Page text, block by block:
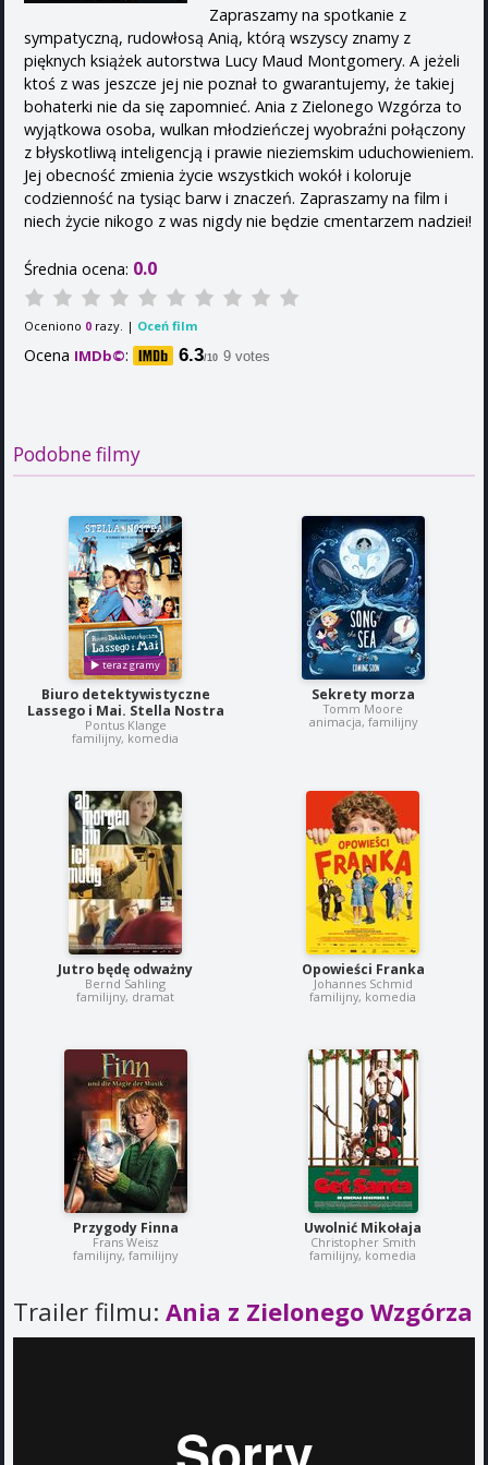
Zapraszamy na spotkanie z
sympatyczną, rudowłosą Anią, którą wszyscy znamy z
pięknych książek autorstwa Lucy Maud Montgomery. A jeżeli
ktoś z was jeszcze jej nie poznał to gwarantujemy, że takiej
bohaterki nie da się zapomnieć. Ania z Zielonego Wzgórza to
wyjątkowa osoba, wulkan młodzieńczej wyobraźni połączony
z błyskotliwą inteligencją i prawie nieziemskim uduchowieniem.
Jej obecność zmienia życie wszystkich wokół i koloruje
codzienność na tysiąc barw i znaczeń. Zapraszamy na film i
niech życie nikogo z was nigdy nie będzie cmentarzem nadziei!
Średnia ocena: 0.0
Oceniono 0 razy. | Oceń film
Ocena IMDb©: 6.3/10 9 votes
Podobne filmy
Biuro detektywistyczne
Lassego i Mai. Stella Nostra
Pontus Klange
familijny, komedia
Sekrety morza
Tomm Moore
animacja, familijny
Jutro będę odważny
Bernd Sahling
familijny, dramat
Opowieści Franka
Johannes Schmid
familijny, komedia
Przygody Finna
Frans Weisz
familijny, familijny
Uwolnić Mikołaja
Christopher Smith
familijny, komedia
Trailer filmu: Ania z Zielonego Wzgórza